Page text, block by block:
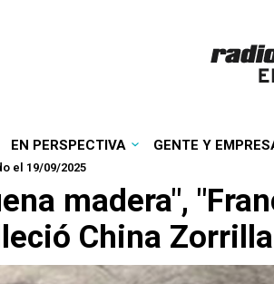
EN PERSPECTIVA GENTE Y
el 19/09/2025
madera",
China